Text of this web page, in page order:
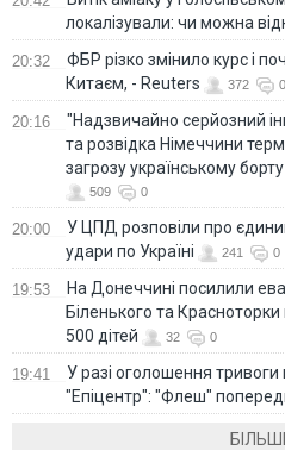
локалізували: чи можна
20:32
ФБР різко змінило курс і
Китаєм, - Reuters
372 0
20:16
"Надзвичайно серйозний
та розвідка Німеччини
загрозу українському
509 0
20:00
У ЦПД розповіли про
удари по Україні
241 0
19:53
На Донеччині посилили
Біленького та
500 дітей
32 0
19:41
У разі оголошення
"Епіцентр": "Флеш"